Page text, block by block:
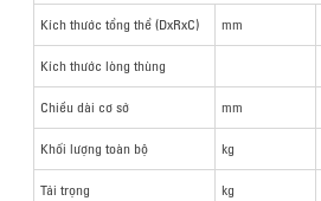
Kích thước tổng thể (DxRxC) mm
Kích thước lòng thùng
Chiều dài cơ sở mm
Khối lượng toàn bộ kg
Tải trọng kg